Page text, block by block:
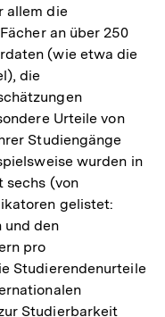
allem die
an über 250
(wie etwa die
die
Urteile von
Studiengänge
wurden in
sechs (von
gelistet:
und den
pro
Studierendenurteile
Studierbarkeit